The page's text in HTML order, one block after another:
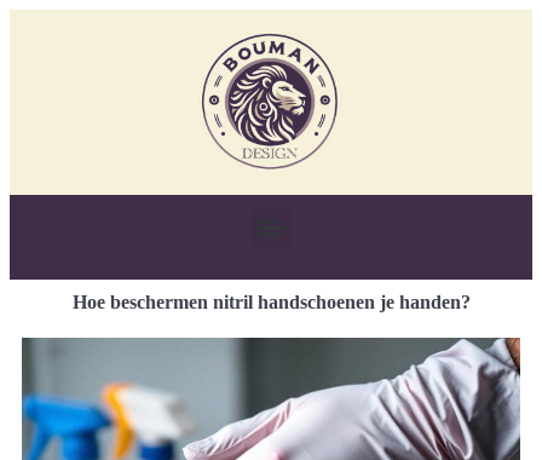
Hoe beschermen nitril handschoenen je handen?